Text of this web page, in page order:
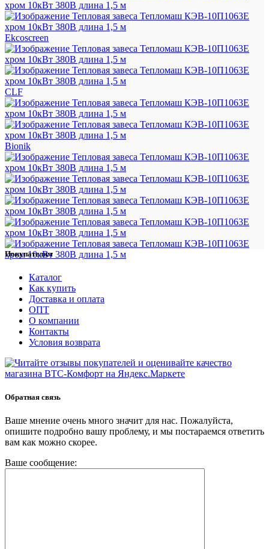
Ekcoscreen
CLF
Bionik
Покупателям
Каталог
Как купить
Доставка и оплата
ОПТ
О компании
Контакты
Условия возврата
Обратная связь
Ваше мнение очень много значит для нас. Пожалуйста,
опишите подробно вашу проблему, и мы постараемся ответить
вам как можно скорее.
Ваше сообщение: